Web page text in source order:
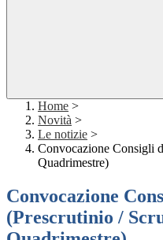
Home >
Novità >
Le notizie >
Convocazione Consigli
Quadrimestre)
Convocazione
(Prescrutinio /